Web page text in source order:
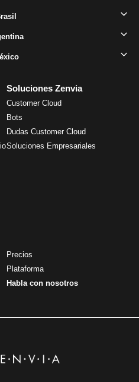
Soluciones Zenvia
Customer Cloud
Bots
Dudas Customer Cloud
Soluciones Empresariales
Precios
Plataforma
Habla con nosotros